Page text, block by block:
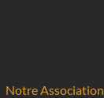
Notre Association